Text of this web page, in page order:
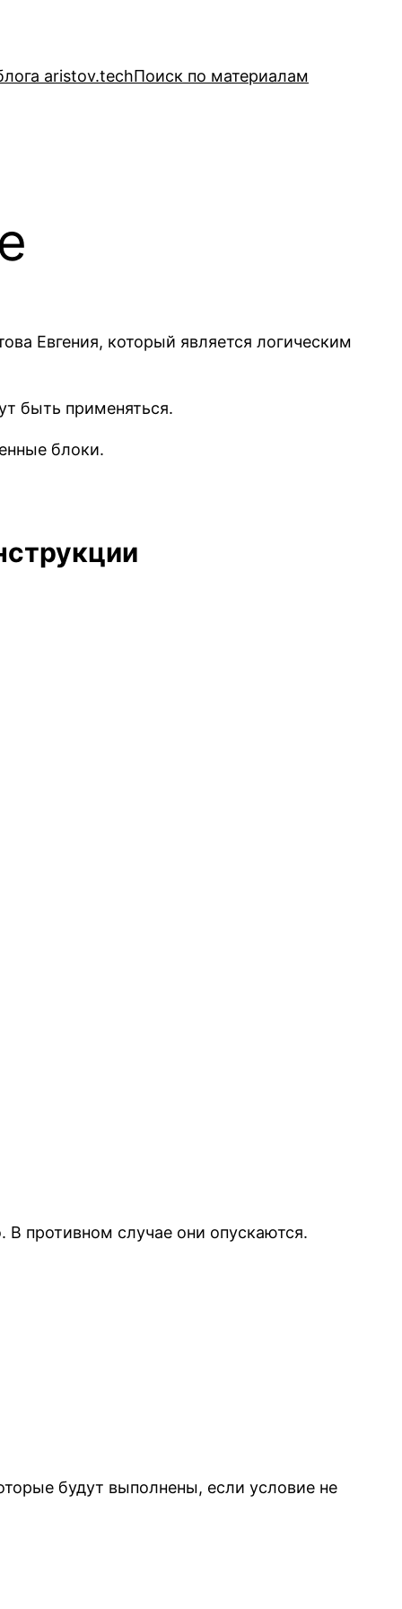
aristov.techПоиск по материалам
Евгения, который является логическим
быть применяться.
блоки.
противном случае они опускаются.
будут выполнены, если условие не